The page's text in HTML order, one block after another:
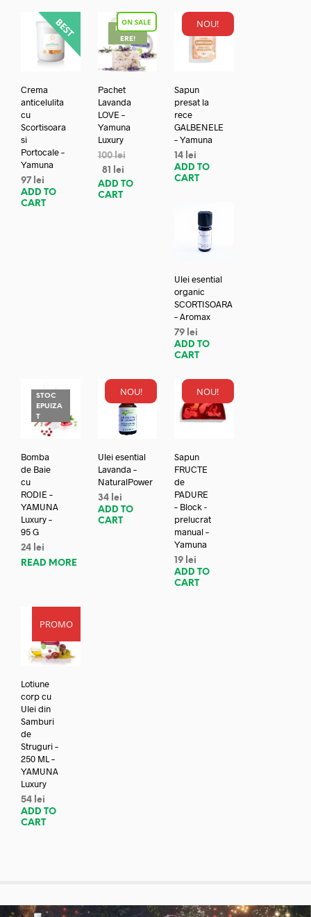
Crema
anticelulita
cu
Scortisoara
si
Portocale –
Yamuna
97 lei
ADD TO
CART
REDUC
ERE!
Pachet
Lavanda
LOVE –
Yamuna
Luxury
100lei
81
lei
ADD TO
CART
NOU!
Sapun
presat la
rece
GALBENELE
– Yamuna
14 lei
ADD TO
CART
Ulei esential
organic
SCORTISOARA
– Aromax
79 lei
ADD TO
CART
STOC
EPUIZA
T
Bomba
de Baie
cu
RODIE –
YAMUNA
Luxury –
95 G
24 lei
READ MORE
NOU!
Ulei esential
Lavanda –
NaturalPower
34 lei
ADD TO
CART
NOU!
Sapun
FRUCTE
de
PADURE
– Block -
prelucrat
manual –
Yamuna
19 lei
ADD TO
CART
PROMO
Lotiune
corp cu
Ulei din
Samburi
de
Struguri –
250 ML –
YAMUNA
Luxury
54 lei
ADD TO
CART